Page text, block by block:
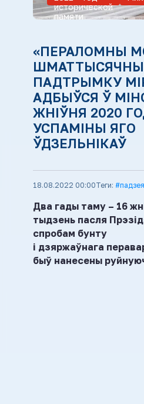
исторической
памяти
«ПЕРАЛОМНЫ
ШМАТТЫСЯЧНЫ
ПАДТРЫМКУ
АДБЫЎСЯ Ў
ЖНІЎНЯ 2020
УСПАМІНЫ ЯГО
ЎДЗЕЛЬНІКАЎ
18.08.2022 00:00Теги: #падзея
Два гады таму – 16
тыдзень пасля
спробам бунту
і дзяржаўнага
быў нанесены